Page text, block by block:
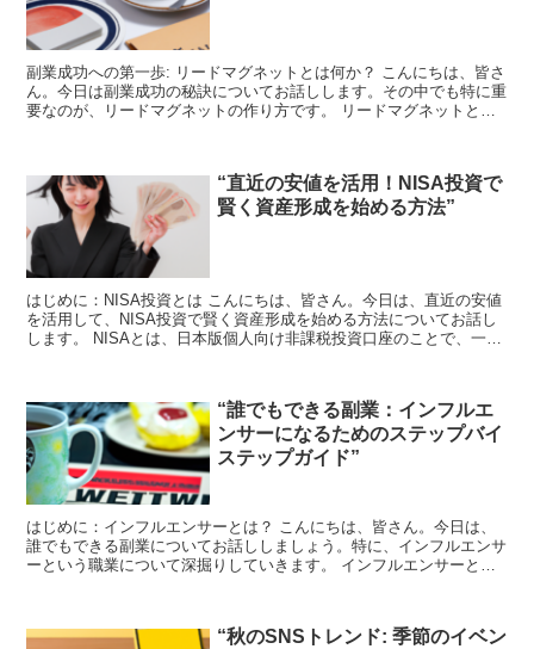
副業成功への第一歩: リードマグネットとは何か？ こんにちは、皆さ
ん。今日は副業成功の秘訣についてお話しします。その中でも特に重
要なのが、リードマグネットの作り方です。 リードマグネットと
“直近の安値を活用！NISA投資で
賢く資産形成を始める方法”
はじめに：NISA投資とは こんにちは、皆さん。今日は、直近の安値
を活用して、NISA投資で賢く資産形成を始める方法についてお話し
します。 NISAとは、日本版個人向け非課税投資口座のことで、一定
“誰でもできる副業：インフルエ
ンサーになるためのステップバイ
ステップガイド”
はじめに：インフルエンサーとは？ こんにちは、皆さん。今日は、
誰でもできる副業についてお話ししましょう。特に、インフルエンサ
ーという職業について深掘りしていきます。 インフルエンサーと
“秋のSNSトレンド: 季節のイベン